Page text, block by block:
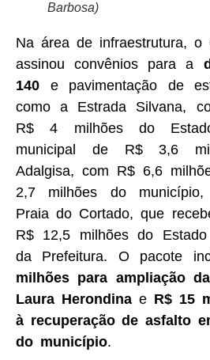
Barbosa)
Na área de infraestrutura, o
assinou convênios para a
140 e pavimentação de
como a Estrada Silvana,
R$ 4 milhões do
municipal de R$ 3,6
Adalgisa, com R$ 6,6
2,7 milhões do
Praia do Cortado, que
R$ 12,5 milhões do
da Prefeitura. O pacote
milhões para ampliação
Laura Herondina e R$ 15
à recuperação de asfalto
do município.